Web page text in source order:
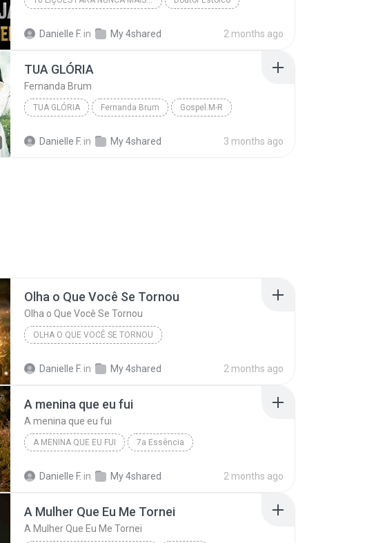
Danielle F. in My 4shared 2 months ago
TUA GLÓRIA
Fernanda Brum
TUA GLÓRIA Fernanda Brum Gospel.M-R
Danielle F. in My 4shared 3 months ago
Olha o Que Você Se Tornou
Olha o Que Você Se Tornou
OLHA O QUE VOCÊ SE TORNOU
Danielle F. in My 4shared 2 months ago
A menina que eu fui
A menina que eu fui
A MENINA QUE EU FUI 7a Essência
Danielle F. in My 4shared 2 months ago
A Mulher Que Eu Me Tornei
A Mulher Que Eu Me Tornei